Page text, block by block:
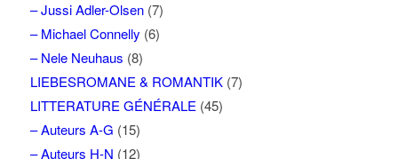
– Jussi Adler-Olsen(7)
– Michael Connelly (6)
– Nele Neuhaus (8)
LIEBESROMANE & ROMANTIK(7)
LITTERATURE GÉNÉRALE(45)
– Auteurs A-G (15)
– Auteurs H-N (12)